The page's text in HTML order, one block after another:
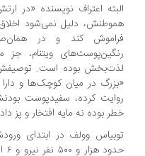
اعتراف نویسنده «در ارتش
دلیل نمی‌شود اخلاق و
کند و در همان‌صفحه
ویتنام، جز معدود
بوده است. توصیفش هم
در میان کوچک‌ها و دارا در
کرده، سفیدپوست بودنش در
بوده نه مایه افتخار و پز دادن.
وولف در ابتدای ورودش به
حدود هزار و